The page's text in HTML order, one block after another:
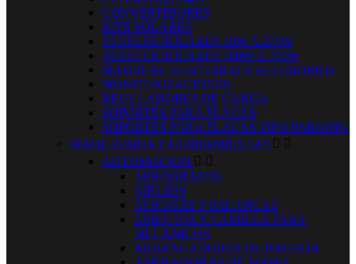
CONVERTIDORES
KITS SOLARES
PANELES SOLARES 30W A 275W
PANELES SOLARES 280W A 700W
MATERIAL ELECTRICO Y ACCESORIOS
MONITORIZACIONES
REGULADORES DE CARGA
SOPORTES PARA PLACAS
SOPORTES PARA PLACAS TIPO PARKING
MAQUINARIA Y HERRAMIENTAS  
AUTOMOCION  
AEROGRAFOS
AIRLESS
ALICATES Y PALANCAS
ASIENTOS Y CAMILLA PARA
MECANICOS
ARRANCADORES DE BATERIA